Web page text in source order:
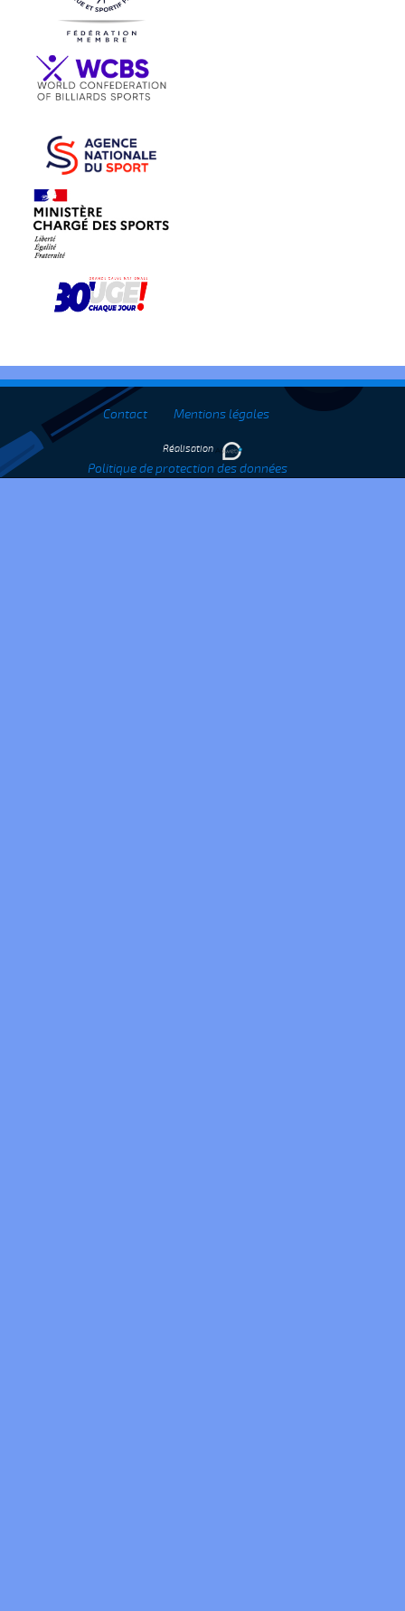
Contact Mentions légales
Politique de protection des données
Réalisation